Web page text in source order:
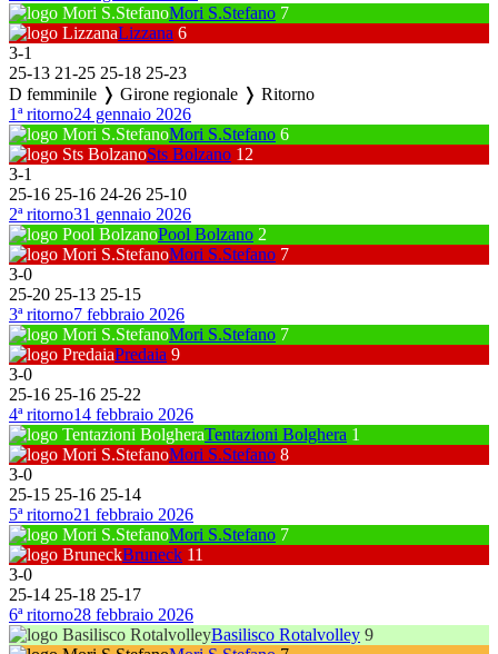
Mori S.Stefano 7
Lizzana 6
3-1
25-13 21-25 25-18 25-23
D femminile ❭ Girone regionale ❭ Ritorno
1ª ritorno24 gennaio 2026
Mori S.Stefano 6
Sts Bolzano 12
3-1
25-16 25-16 24-26 25-10
2ª ritorno31 gennaio 2026
Pool Bolzano 2
Mori S.Stefano 7
3-0
25-20 25-13 25-15
3ª ritorno7 febbraio 2026
Mori S.Stefano 7
Predaia 9
3-0
25-16 25-16 25-22
4ª ritorno14 febbraio 2026
Tentazioni Bolghera 1
Mori S.Stefano 8
3-0
25-15 25-16 25-14
5ª ritorno21 febbraio 2026
Mori S.Stefano 7
Bruneck 11
3-0
25-14 25-18 25-17
6ª ritorno28 febbraio 2026
Basilisco Rotalvolley 9